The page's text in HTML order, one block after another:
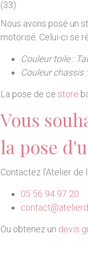
(33).
Nous avons posé un
motorisé. Celui-ci se
Couleur toile :
Couleur chassis
La pose de ce store
Vous
la pose
Contactez l'Atelier de
05 56 94 97 20
Ou obtenez un devis